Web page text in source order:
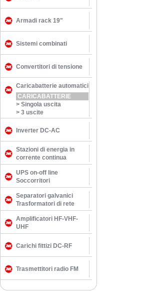
Armadi rack 19"
Sistemi combinati
Convertitori di tensione
Caricabatterie automatici
CARICABATTERIE
> Singola uscita
> 3 uscite
Inverter DC-AC
Stazioni di energia in
corrente continua
UPS on-off line
Soccorritori
Separatori galvanici
Trasformatori di rete
Amplificatori HF-VHF-
UHF
Carichi fittizi DC-RF
Trasmettitori radio FM